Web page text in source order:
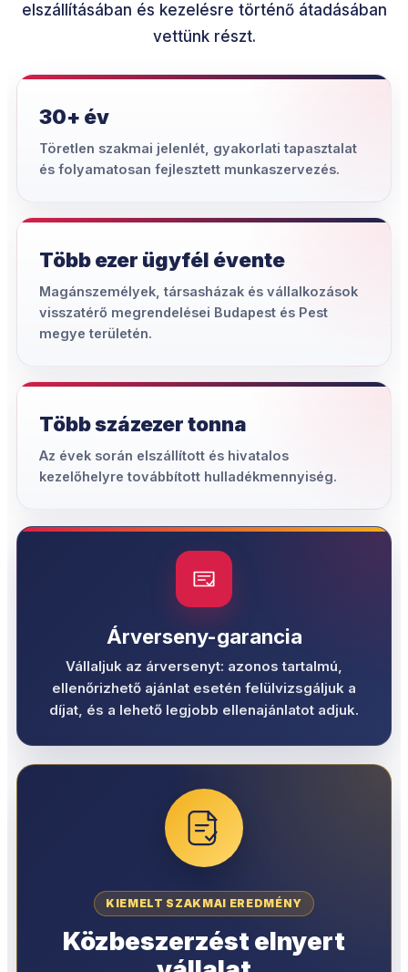
elszállításában és kezelésre történő átadásában
vettünk részt.
30+ év
Töretlen szakmai jelenlét, gyakorlati tapasztalat
és folyamatosan fejlesztett munkaszervezés.
Több ezer ügyfél évente
Magánszemélyek, társasházak és vállalkozások
visszatérő megrendelései Budapest és Pest
megye területén.
Több százezer tonna
Az évek során elszállított és hivatalos
kezelőhelyre továbbított hulladékmennyiség.
Árverseny-garancia
Vállaljuk az árversenyt: azonos tartalmú,
ellenőrizhető ajánlat esetén felülvizsgáljuk a
díjat, és a lehető legjobb ellenajánlatot adjuk.
KIEMELT SZAKMAI EREDMÉNY
Közbeszerzést elnyert